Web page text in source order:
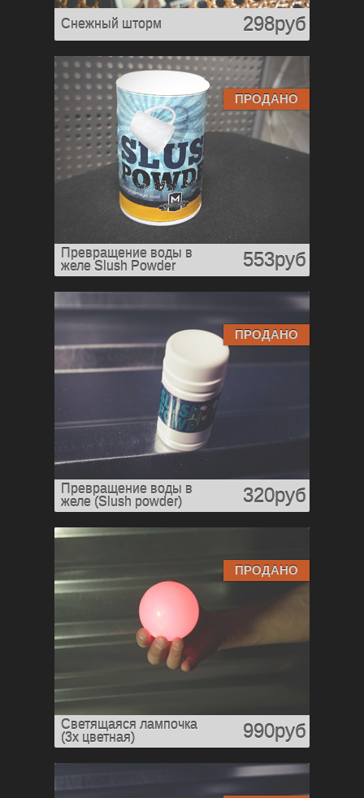
Снежный шторм 298руб
ПРОДАНО
Превращение воды в
желе Slush Powder
553руб
ПРОДАНО
Превращение воды в
желе (Slush powder)
320руб
ПРОДАНО
Светящаяся лампочка
(3х цветная)
990руб